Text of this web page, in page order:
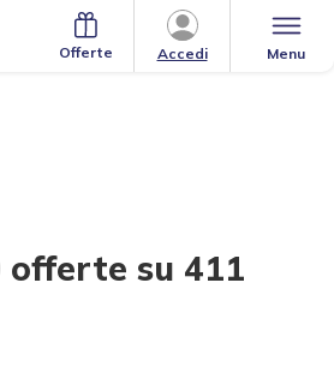
Menu
Accedi
Offerte
offerte su 411